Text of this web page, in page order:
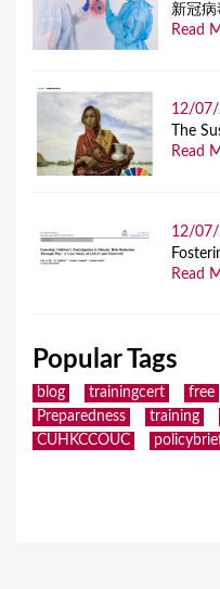
新冠
Read
12/
The
Read
12/07/
Read
Popular Tags
blog trainingcert free
Preparedness
training
CUHKCCOUC